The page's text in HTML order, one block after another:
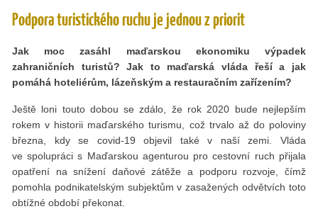
Podpora turistického ruchu je jednou z priorit
Jak moc zasáhl maďarskou ekonomiku výpadek
zahraničních turistů? Jak to maďarská vláda řeší a jak
pomáhá hoteliérům, lázeňským a restauračním zařízením?
Ještě loni touto dobou se zdálo, že rok 2020 bude nejlepším
rokem v historii maďarského turismu, což trvalo až do poloviny
března, kdy se covid-19 objevil také v naší zemi. Vláda
ve spolupráci s Maďarskou agenturou pro cestovní ruch přijala
opatření na snížení daňové zátěže a podporu rozvoje, čímž
pomohla podnikatelským subjektům v zasažených odvětvích toto
obtížné období překonat.